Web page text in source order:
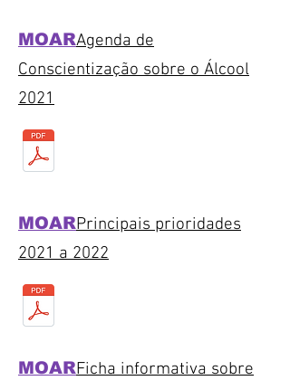
MOARAgenda de
Conscientização sobre o Álcool
2021
MOARPrincipais prioridades
2021 a 2022
MOARFicha informativa sobre